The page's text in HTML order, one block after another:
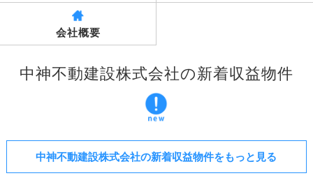
会社概要
中神不動建設株式会社の新着収益物件
中神不動建設株式会社の新着収益物件をもっと見る